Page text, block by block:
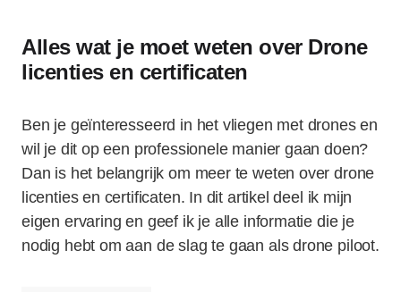
Alles wat je moet weten over Drone
licenties en certificaten
Ben je geïnteresseerd in het vliegen met drones en
wil je dit op een professionele manier gaan doen?
Dan is het belangrijk om meer te weten over drone
licenties en certificaten. In dit artikel deel ik mijn
eigen ervaring en geef ik je alle informatie die je
nodig hebt om aan de slag te gaan als drone piloot.